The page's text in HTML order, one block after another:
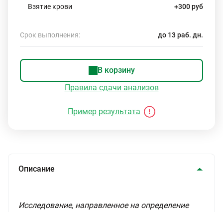
Взятие крови +300 руб
Срок выполнения: до 13 раб. дн.
В корзину
Правила сдачи анализов
Пример результата
Описание
Исследование, направленное на определение